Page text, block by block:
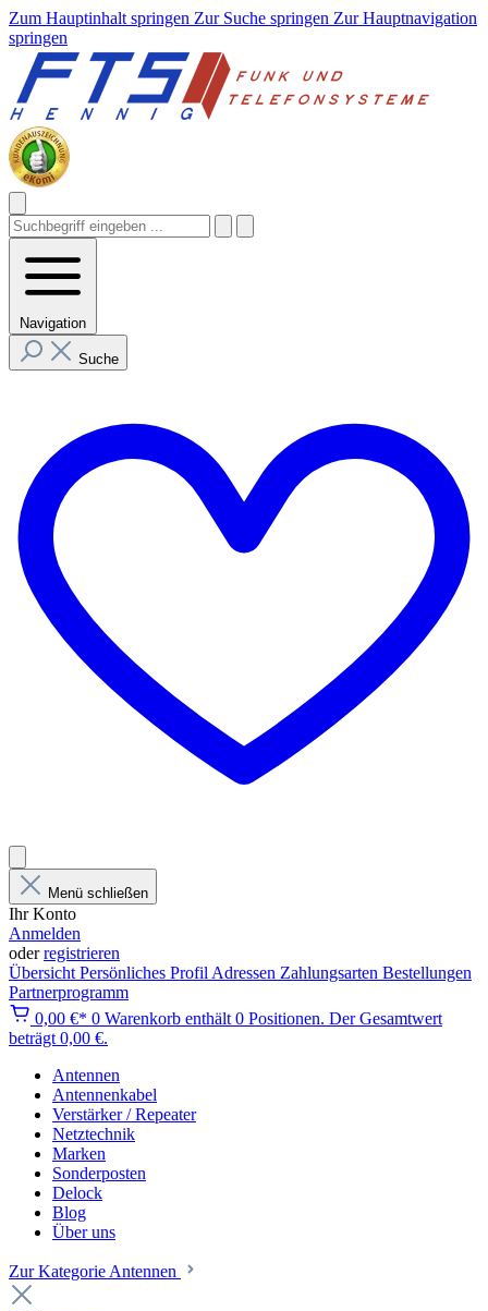
Zum Hauptinhalt springen Zur Suche springen Zur Hauptnavigation
springen
Navigation
Suche
Menü schließen
Ihr Konto
Anmelden
oderregistrieren
Übersicht Persönliches Profil Adressen Zahlungsarten Bestellungen
Partnerprogramm
0,00 €* 0 Warenkorb enthält 0 Positionen. Der Gesamtwert
beträgt 0,00 €.
Antennen
Antennenkabel
Verstärker / Repeater
Netztechnik
Marken
Sonderposten
Delock
Blog
Über uns
Zur Kategorie Antennen